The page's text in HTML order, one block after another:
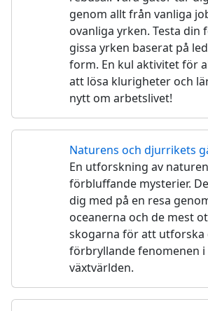
genom allt från vanliga
ovanliga yrken. Testa din
gissa yrken baserat på
form. En kul aktivitet för
att lösa klurigheter och
nytt om arbetslivet!
Naturens och djurrikets
En utforskning av
förbluffande mysterier.
dig med på en resa
oceanerna och de mest
skogarna för att utforska
förbryllande fenomenen i
växtvärlden.